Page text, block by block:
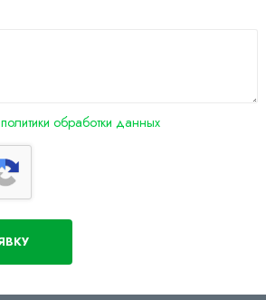
политики обработки данных